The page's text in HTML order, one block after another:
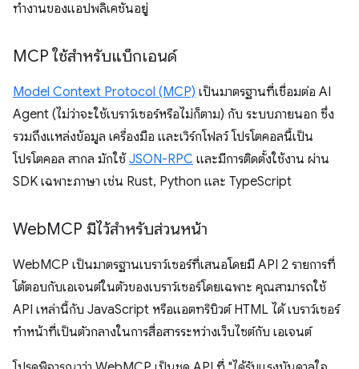
ทำงานของแอปพลิเคชันอยู่
MCP ใช้สำหรับแบ็กเอนด์
Model Context Protocol (MCP) เป็นมาตรฐานที่เชื่อมต่อ AI
Agent (ไม่ว่าจะใช้เบราว์เซอร์หรือไม่ก็ตาม) กับ ระบบภายนอก ซึ่ง
รวมถึงแหล่งข้อมูล เครื่องมือ และเวิร์กโฟลว์ โปรโตคอลนี้เป็น
โปรโตคอล สากล มักใช้ JSON-RPC และมีการติดตั้งใช้งาน ผ่าน
SDK เฉพาะภาษา เช่น Rust, Python และ TypeScript
WebMCP มีไว้สำหรับส่วนหน้า
WebMCP เป็นมาตรฐานเบราว์เซอร์ที่เสนอโดยมี API 2 รายการที่
โต้ตอบกับเอเจนต์ในตัวของเบราว์เซอร์โดยเฉพาะ คุณสามารถใช้
API เหล่านี้กับ JavaScript หรือแอตทริบิวต์ HTML ได้ เบราว์เซอร์
ทำหน้าที่เป็นตัวกลางในการสื่อสารระหว่างเว็บไซต์กับ เอเจนต์